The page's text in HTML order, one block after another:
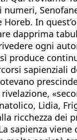
Horeb. In
dapprima
ogni
produce
sapienziali
rivelazione,
Lidia,
ricchezza dei
sapienza